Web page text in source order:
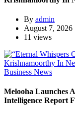
By admin
August 7, 2026
11 views
Business News
Melooha Launches
Intelligence Report